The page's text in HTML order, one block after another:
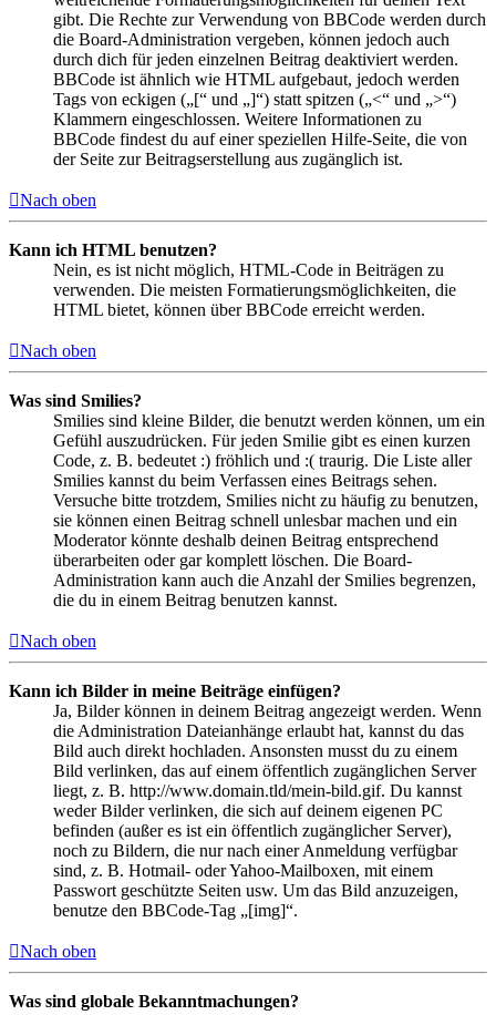
gibt. Die Rechte zur Verwendung von BBCode werden durch
die Board-Administration vergeben, können jedoch auch
durch dich für jeden einzelnen Beitrag deaktiviert werden.
BBCode ist ähnlich wie HTML aufgebaut, jedoch werden
Tags von eckigen („[“ und „]“) statt spitzen („<“ und „>“)
Klammern eingeschlossen. Weitere Informationen zu
BBCode findest du auf einer speziellen Hilfe-Seite, die von
der Seite zur Beitragserstellung aus zugänglich ist.
Nach oben
Kann ich HTML benutzen?
Nein, es ist nicht möglich, HTML-Code in Beiträgen zu
verwenden. Die meisten Formatierungsmöglichkeiten, die
HTML bietet, können über BBCode erreicht werden.
Nach oben
Was sind Smilies?
Smilies sind kleine Bilder, die benutzt werden können, um ein
Gefühl auszudrücken. Für jeden Smilie gibt es einen kurzen
Code, z. B. bedeutet :) fröhlich und :( traurig. Die Liste aller
Smilies kannst du beim Verfassen eines Beitrags sehen.
Versuche bitte trotzdem, Smilies nicht zu häufig zu benutzen,
sie können einen Beitrag schnell unlesbar machen und ein
Moderator könnte deshalb deinen Beitrag entsprechend
überarbeiten oder gar komplett löschen. Die Board-
Administration kann auch die Anzahl der Smilies begrenzen,
die du in einem Beitrag benutzen kannst.
Nach oben
Kann ich Bilder in meine Beiträge einfügen?
Ja, Bilder können in deinem Beitrag angezeigt werden. Wenn
die Administration Dateianhänge erlaubt hat, kannst du das
Bild auch direkt hochladen. Ansonsten musst du zu einem
Bild verlinken, das auf einem öffentlich zugänglichen Server
liegt, z. B. http://www.domain.tld/mein-bild.gif. Du kannst
weder Bilder verlinken, die sich auf deinem eigenen PC
befinden (außer es ist ein öffentlich zugänglicher Server),
noch zu Bildern, die nur nach einer Anmeldung verfügbar
sind, z. B. Hotmail- oder Yahoo-Mailboxen, mit einem
Passwort geschützte Seiten usw. Um das Bild anzuzeigen,
benutze den BBCode-Tag „[img]“.
Nach oben
Was sind globale Bekanntmachungen?